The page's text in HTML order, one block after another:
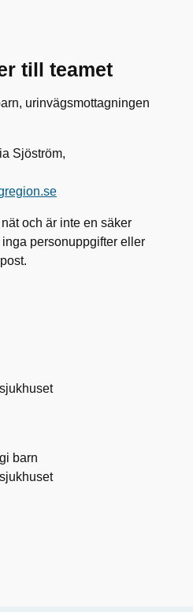
till teamet
urinvägsmottagningen
Sjöström,
och är inte en säker
personuppgifter eller
barn